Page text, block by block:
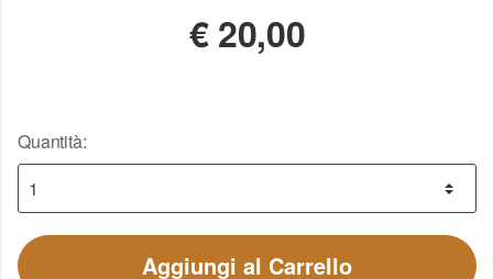
€20,00
Quantità:
Aggiungi al Carrello